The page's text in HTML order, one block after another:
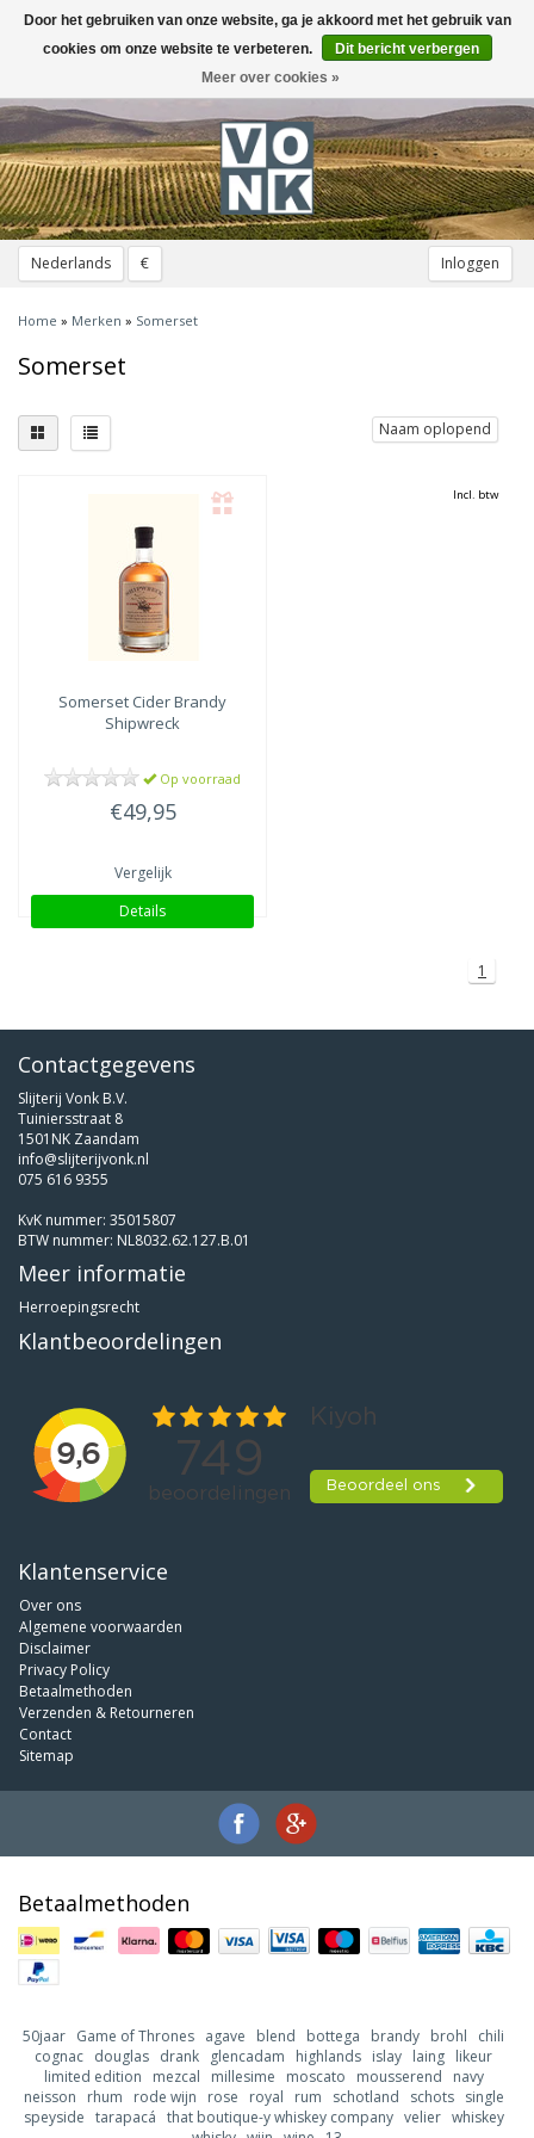
Nederlands € Inloggen
Toggle
navigation
Home » Merken » Somerset
Somerset
Naam oplopend
Somerset Cider Brandy
Shipwreck
Op voorraad
€49,95
Vergelijk
Details
Incl. btw
1
Contactgegevens
Slijterij Vonk B.V.
Tuiniersstraat 8
1501NK Zaandam
info@slijterijvonk.nl
075 616 9355
KvK nummer: 35015807
BTW nummer: NL8032.62.127.B.01
Meer informatie
Herroepingsrecht
Klantbeoordelingen
Klantenservice
Over ons
Algemene voorwaarden
Disclaimer
Privacy Policy
Betaalmethoden
Verzenden & Retourneren
Contact
Sitemap
Betaalmethoden
50jaar Game of Thrones agave blend bottega brandy brohl
chili
cognac douglas drank glencadam highlands islay laing likeur
limited edition
mezcal millesime moscato mousserend
navy
neisson
rhum rode wijn rose royal rum schotland schots
single
speyside tarapacá that boutique-y whiskey company velier whiskey
Door het gebruiken van onze website, ga je akkoord met het gebruik van
cookies om onze website te verbeteren.
Dit bericht verbergen
Meer over cookies »